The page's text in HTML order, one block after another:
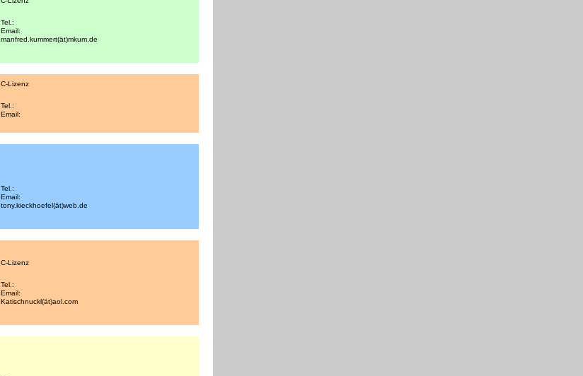
Tel.:
Email:
manfred.kummert(ät)mkum.de
C-Lizenz
Tel.:
Email:
Tel.:
Email:
tony.kieckhoefel(ät)web.de
C-Lizenz
Tel.:
Email:
Katischnuckl(ät)aol.com